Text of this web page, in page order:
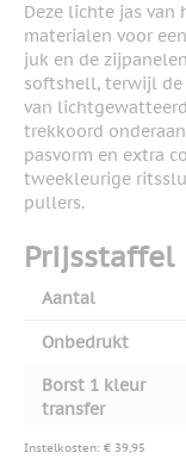
Deze lichte jas van
materialen voor
juk en de
softshell, terwijl de
van
trekkoord
pasvorm en extra
tweekleurige
pullers.
Prijsstaffel
Aantal
Onbedrukt
Borst 1 kleur
transfer
Instelkosten: € 39,95